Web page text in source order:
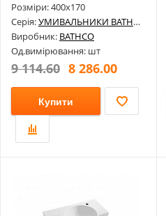
Розміри: 400х170
Серія:УМИВАЛЬНИКИ BATHCO
Виробник: BATHCO
Од.вимірювання: шт
9 114.60 8 286.00
Купити